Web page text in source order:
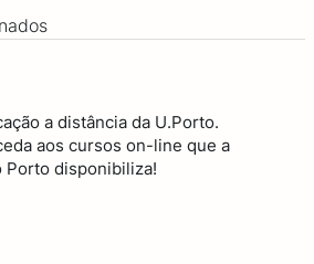
a distância da U.Porto.
aos cursos on-line que a
Porto disponibiliza!